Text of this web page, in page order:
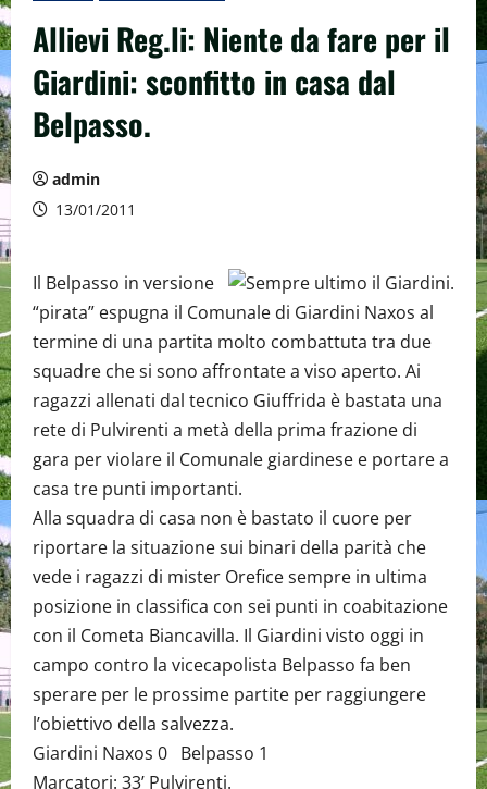
Allievi Reg.li: Niente da fare per il
Giardini: sconfitto in casa dal
Belpasso.
admin
13/01/2011
Il Belpasso in versione
“pirata” espugna il Comunale di Giardini Naxos al
termine di una partita molto combattuta tra due
squadre che si sono affrontate a viso aperto. Ai
ragazzi allenati dal tecnico Giuffrida è bastata una
rete di Pulvirenti a metà della prima frazione di
gara per violare il Comunale giardinese e portare a
casa tre punti importanti.
Alla squadra di casa non è bastato il cuore per
riportare la situazione sui binari della parità che
vede i ragazzi di mister Orefice sempre in ultima
posizione in classifica con sei punti in coabitazione
con il Cometa Biancavilla. Il Giardini visto oggi in
campo contro la vicecapolista Belpasso fa ben
sperare per le prossime partite per raggiungere
l’obiettivo della salvezza.
Giardini Naxos 0 Belpasso 1
Marcatori: 33’ Pulvirenti.